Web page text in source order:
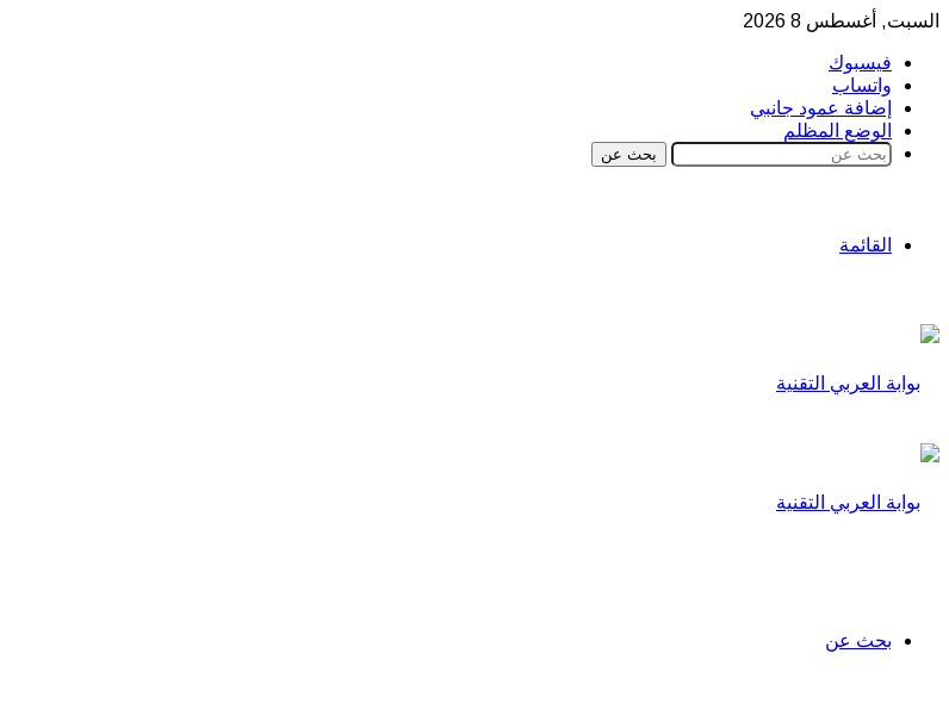
السبت, أغسطس 8 2026
فيسبوك
واتساب
إضافة عمود جانبي
الوضع المظلم
بحث عن
القائمة
بحث عن